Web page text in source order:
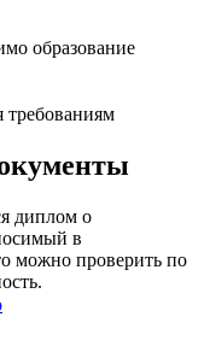
образование
требованиям
диплом о
в
можно проверить по